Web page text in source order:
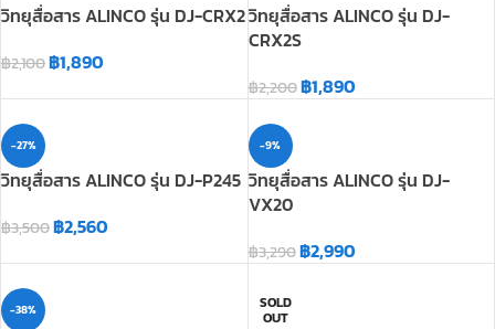
วิทยุสื่อสาร ALINCO รุ่น DJ-CRX2
฿2,100฿1,890
วิทยุสื่อสาร ALINCO รุ่น DJ-
CRX2S
฿2,200฿1,890
-27%
วิทยุสื่อสาร ALINCO รุ่น DJ-P245
฿3,500฿2,560
-9%
วิทยุสื่อสาร ALINCO รุ่น DJ-
VX20
฿3,290฿2,990
-38% SOLD
OUT